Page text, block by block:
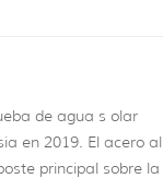
de agua s olar
en 2019. El acero al
principal sobre la